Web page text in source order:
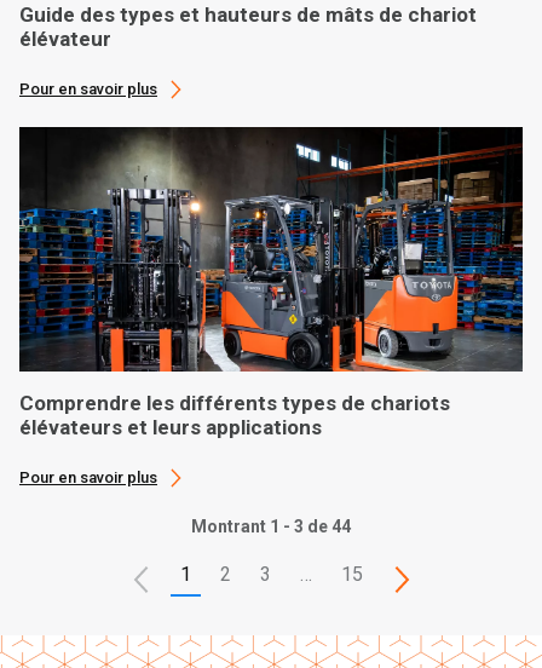
Guide des types et hauteurs de mâts de chariot
élévateur
Pour en savoir plus
Comprendre les différents types de chariots
élévateurs et leurs applications
Pour en savoir plus
Montrant 1 - 3 de 44
1 2 3 … 15